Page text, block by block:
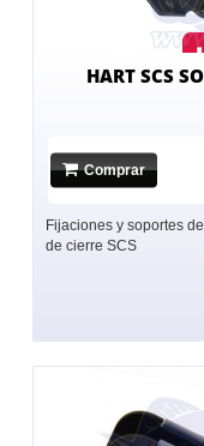
HART SCS
Comprar
Fijaciones y soportes
de cierre SCS